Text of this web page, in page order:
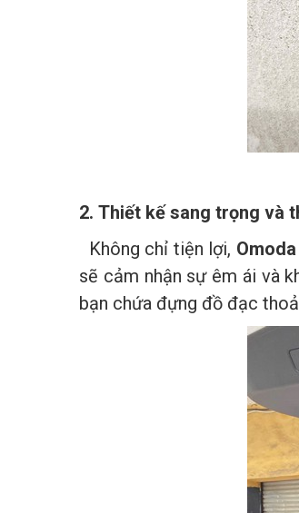
2. Thiết kế sang trọng và
Không chỉ tiện lợi,
sẽ cảm nhận sự êm ái và
bạn chứa đựng đồ đạc